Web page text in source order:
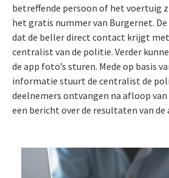
betreffende persoon of het voertuig
het gratis nummer van Burgernet.
dat de beller direct contact krijgt
centralist van de politie. Verder
de app foto’s sturen. Mede op basis
informatie stuurt de centralist de
deelnemers ontvangen na afloop
een bericht over de resultaten van de